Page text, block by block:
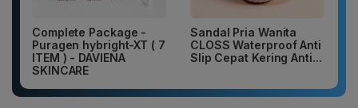
Complete Package -
Puragen hybright-XT ( 7
ITEM ) - DAVIENA
SKINCARE
Sandal Pria Wanita
CLOSS Waterproof Anti
Slip Cepat Kering Anti...